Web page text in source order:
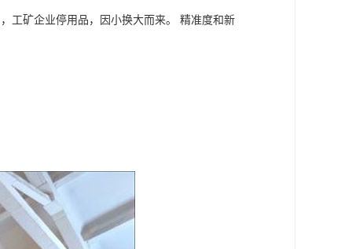
工矿企业停用品，因小换大而来。 精准度和新